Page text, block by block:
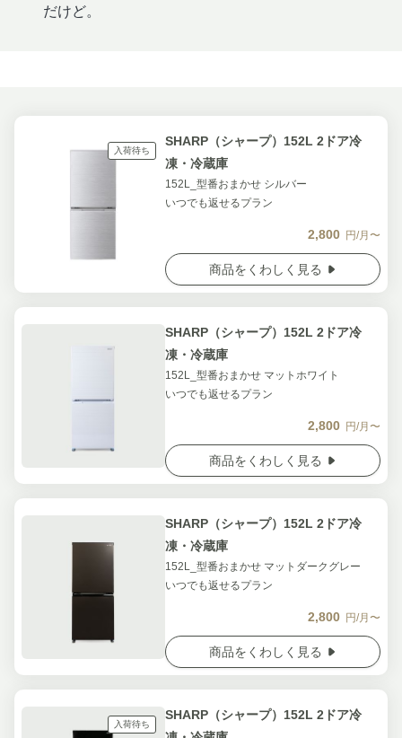
だけど。
入荷待ち
SHARP（シャープ）152L 2ドア冷
凍・冷蔵庫
152L_型番おまかせ シルバー
いつでも返せるプラン
2,800 円/月〜
商品をくわしく見る
SHARP（シャープ）152L 2ドア冷
凍・冷蔵庫
152L_型番おまかせ マットホワイト
いつでも返せるプラン
2,800 円/月〜
商品をくわしく見る
SHARP（シャープ）152L 2ドア冷
凍・冷蔵庫
152L_型番おまかせ マットダークグレー
いつでも返せるプラン
2,800 円/月〜
商品をくわしく見る
入荷待ち
SHARP（シャープ）152L 2ドア冷